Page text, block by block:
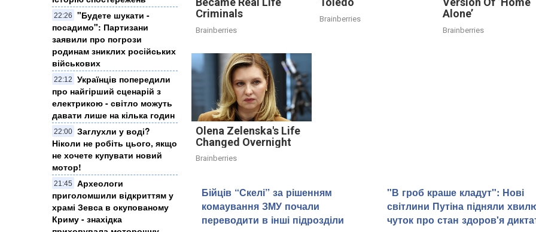
22:26
"Будете шукати -
посадимо": Партизани
заявили про погрози
родинам зниклих російських
військових
22:12
Українців попередили
про найгірший сценарій з
електрикою - світло можуть
давати лише на кілька годин
22:00 Заглухли у воді?
Ніколи не робіть цього, якщо
не хочете купувати новий
мотор!
21:45
Археологи
приголомшили відкриттям у
храмі Зевса в окупованому
Криму - знахідка
Criminals
Brainberries
Brainberries
Alone’
Brainberries
Olena Zelenska's Life
Changed Overnight
Brainberries
Бійців “Скелі” за рішенням
комаування ЗМУ почали
переводити в інші підрозділи
"В гроб краше кладут": Нові
світлини Путіна підняли
чуток про стан здоров'я